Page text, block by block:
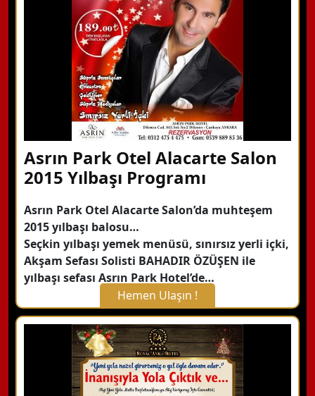
Asrın Park Otel Alacarte Salon
2015 Yılbaşı Programı
Asrın Park Otel Alacarte Salon’da muhteşem
2015 yılbaşı balosu…
Seçkin yılbaşı yemek menüsü, sınırsız yerli içki,
Akşam Sefası Solisti BAHADIR ÖZÜŞEN ile
yılbaşı sefası Asrın Park Hotel’de…
Hemen Ulaşın !
X Kapat
WhatsApp ile Bilgi Alın